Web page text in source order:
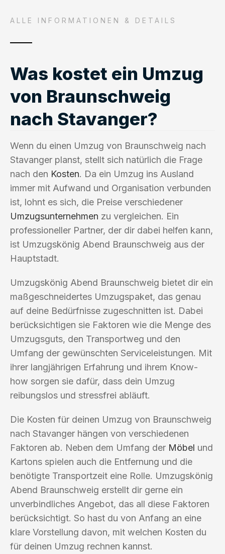
ALLE INFORMATIONEN & DETAILS
Was kostet ein Umzug
von Braunschweig
nach Stavanger?
Wenn du einen Umzug von Braunschweig nach
Stavanger planst, stellt sich natürlich die Frage
nach den Kosten. Da ein Umzug ins Ausland
immer mit Aufwand und Organisation verbunden
ist, lohnt es sich, die Preise verschiedener
Umzugsunternehmen zu vergleichen. Ein
professioneller Partner, der dir dabei helfen kann,
ist Umzugskönig Abend Braunschweig aus der
Hauptstadt.
Umzugskönig Abend Braunschweig bietet dir ein
maßgeschneidertes Umzugspaket, das genau
auf deine Bedürfnisse zugeschnitten ist. Dabei
berücksichtigen sie Faktoren wie die Menge des
Umzugsguts, den Transportweg und den
Umfang der gewünschten Serviceleistungen. Mit
ihrer langjährigen Erfahrung und ihrem Know-
how sorgen sie dafür, dass dein Umzug
reibungslos und stressfrei abläuft.
Die Kosten für deinen Umzug von Braunschweig
nach Stavanger hängen von verschiedenen
Faktoren ab. Neben dem Umfang der Möbel und
Kartons spielen auch die Entfernung und die
benötigte Transportzeit eine Rolle. Umzugskönig
Abend Braunschweig erstellt dir gerne ein
unverbindliches Angebot, das all diese Faktoren
berücksichtigt. So hast du von Anfang an eine
klare Vorstellung davon, mit welchen Kosten du
für deinen Umzug rechnen kannst.